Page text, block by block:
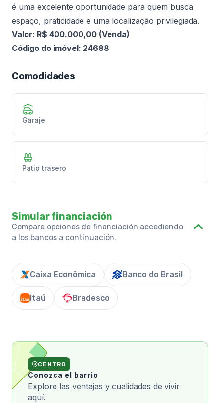
é uma excelente oportunidade para quem busca
espaço, praticidade e uma localização privilegiada.
Valor: R$ 400.000,00 (Venda)
Código do imóvel: 24688
Comodidades
Garaje
Patio trasero
Simular financiación
Compare opciones de financiación accediendo
a los bancos a continuación.
Caixa Econômica Banco do Brasil
Itaú Bradesco
CENTRO
Conozca el barrio
Explore las ventajas y cualidades de vivir
aquí.